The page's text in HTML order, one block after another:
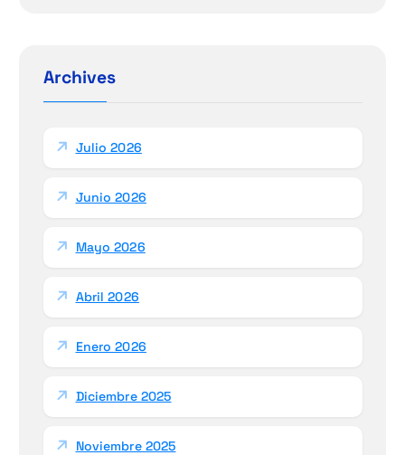
r
:Archives
Julio 2026
Junio 2026
Mayo 2026
Abril 2026
Enero 2026
Diciembre 2025
Noviembre 2025